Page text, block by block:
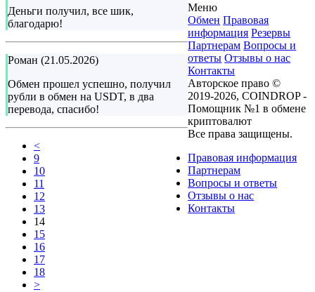
Деньги получил, все шик,
благодарю!
Роман (21.05.2026)
Обмен прошел успешно, получил
рубли в обмен на USDT, в два
перевода, спасибо!
<
9
10
11
12
13
14
15
16
17
18
>
Меню
Обмен Правовая
информация Резервы
Партнерам Вопросы и
ответы Отзывы о нас
Контакты
Авторское право ©
2019-2026, COINDROP -
Помощник №1 в обмене
криптовалют
Все права защищены.
Правовая информация
Партнерам
Вопросы и ответы
Отзывы о нас
Контакты